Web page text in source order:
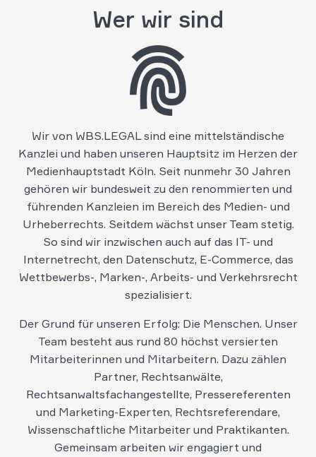
Wer wir sind
Wir von WBS.LEGAL sind eine mittelständische
Kanzlei und haben unseren Hauptsitz im Herzen der
Medienhauptstadt Köln. Seit nunmehr 30 Jahren
gehören wir bundesweit zu den renommierten und
führenden Kanzleien im Bereich des Medien- und
Urheberrechts. Seitdem wächst unser Team stetig.
So sind wir inzwischen auch auf das IT- und
Internetrecht, den Datenschutz, E-Commerce, das
Wettbewerbs-, Marken-, Arbeits- und Verkehrsrecht
spezialisiert.
Der Grund für unseren Erfolg: Die Menschen. Unser
Team besteht aus rund 80 höchst versierten
Mitarbeiterinnen und Mitarbeitern. Dazu zählen
Partner, Rechtsanwälte,
Rechtsanwaltsfachangestellte, Pressereferenten
und Marketing-Experten, Rechtsreferendare,
Wissenschaftliche Mitarbeiter und Praktikanten.
Gemeinsam arbeiten wir engagiert und